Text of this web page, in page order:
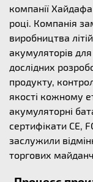
компанії
році. Компанія
виробництва
акумуляторів
дослідних
продукту,
якості кожному
акумуляторні
сертифікати CE,
заслужили
торгових